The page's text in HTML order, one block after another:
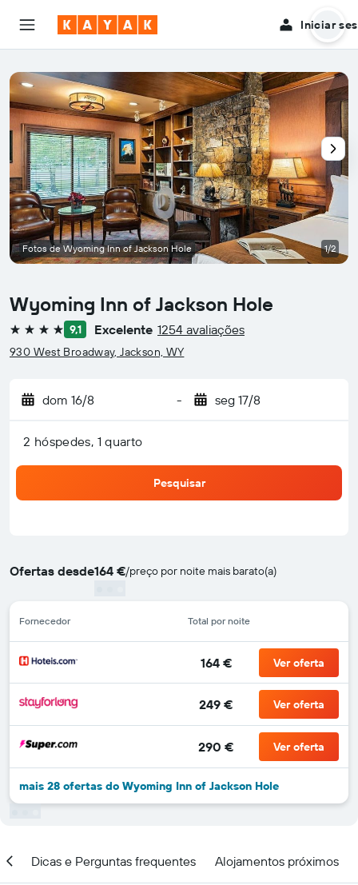
Iniciar
Wyoming Inn of Jackson Hole
4 estrelas 9,1 Excelente 1254 avaliações
930 West Broadway, Jackson, WY
dom 16/8 - seg 17/8
2 hóspedes, 1 quarto
Pesquisar
Ofertas desde164 €/preço por noite mais barato(a)
Fornecedor Total por noite
164 € Ver oferta
249 € Ver oferta
290 € Ver oferta
mais 28 ofertas do Wyoming Inn of Jackson Hole
Fotos de Wyoming Inn of Jackson Hole 1/2
Dicas e Perguntas frequentes Alojamentos próximos